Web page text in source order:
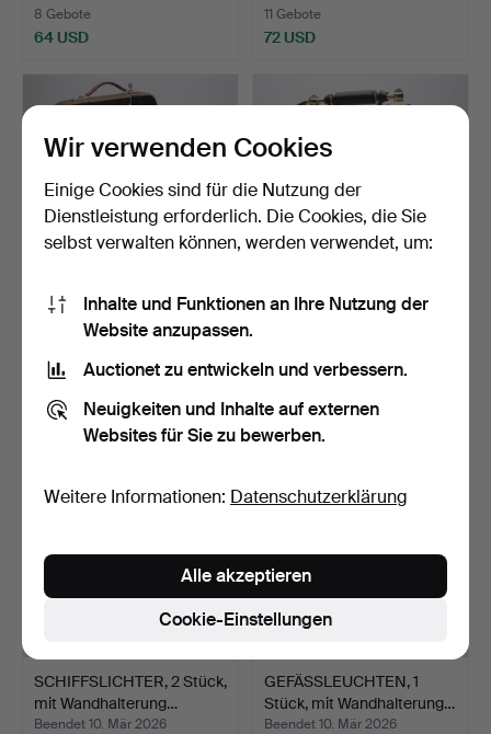
8 Gebote
64 USD
11 Gebote
72 USD
Eine Halda-
Reiseschreibmaschine,
Åtvidaber…
1 Gebot
32 USD
TELEFON, Expoga,
108 USD
SCHIFFSLICHTER, 2 Stück,
mit Wandhalterung…
Beendet 10. Mär 2026
GEFÄSSLEUCHTEN, 1
Stück, mit Wandhalterung…
Beendet 10. Mär 2026
Wir verwenden Cookies
Einige Cookies sind für die Nutzung der
Dienstleistung erforderlich. Die Cookies, die Sie
selbst verwalten können, werden verwendet, um:
Inhalte und Funktionen an Ihre Nutzung der
Website anzupassen.
Auctionet zu entwickeln und verbessern.
Neuigkeiten und Inhalte auf externen
Websites für Sie zu bewerben.
Weitere Informationen: Datenschutzerklärung
Cookie-Einstellungen
Alle akzeptieren